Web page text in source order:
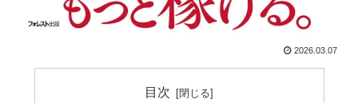
2026.03.07
目次